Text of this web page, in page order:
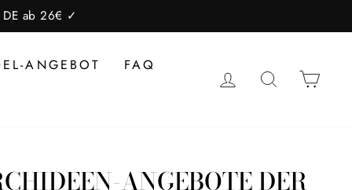
DE ab 26€ ✓
ANGEBOT FAQ
EINLOGGEN
SUCHE
ANGEBOTE DER